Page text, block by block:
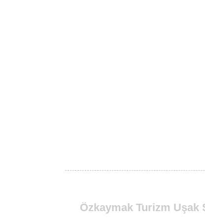
Özkaymak Turizm Uşak